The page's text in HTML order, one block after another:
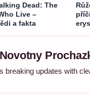
Dead: The
Live –
a fakta
breaking updates with